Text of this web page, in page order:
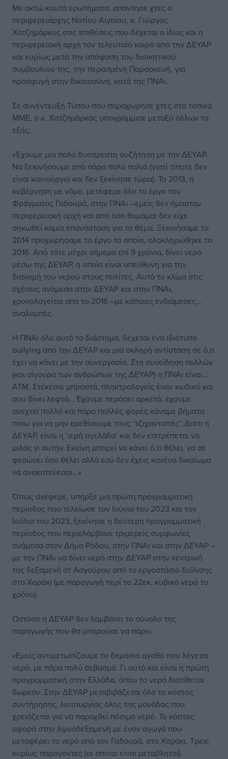
Με οκτώ καυτά ερωτήματα, απάντησε χτες ο
περιφερειάρχης Νοτίου Αιγαίου, κ. Γιώργος
Χατζημάρκος στις επιθέσεις που δέχεται ο ίδιος και η
περιφερειακή αρχή τον τελευταίο καιρό από την ΔΕΥΑΡ
και κυρίως μετά την απόφαση του διοικητικού
συμβουλίου της, την περασμένη Παρασκευή, για
προσφυγή στην δικαιοσύνη, κατά της ΠΝΑι.
Σε συνέντευξη Τύπου που παραχώρησε χτες στα τοπικά
ΜΜΕ, ο κ. Χατζημάρκος υπογράμμισε μεταξύ άλλων τα
εξής:
«Έχουμε μια πολύ δυσάρεστη συζήτηση με την ΔΕΥΑΡ.
Να ξεκινήσουμε από πάρα πολύ παλιά (γιατί τίποτε δεν
είναι καινούργιο και δεν ξεκίνησε τώρα). Το 2013, η
κυβέρνηση με νόμο, μετέφερε όλο το έργο του
Φράγματος Γαδουρά, στην ΠΝΑι –εμείς δεν ήμασταν
περιφερειακή αρχή και από όσο θυμάμαι δεν είχε
σηκωθεί καμία επανάσταση για το θέμα. Ξεκινήσαμε το
2014 προχωρήσαμε το έργο το οποίο, ολοκληρώθηκε το
2016. Από τότε μέχρι σήμερα επί 9 χρόνια, δίνει νερό
μέσω της ΔΕΥΑΡ, η οποία είναι υπεύθυνη για την
διανομή του νερού στους πολίτες. Αυτό το κλίμα στις
σχέσεις ανάμεσα στην ΔΕΥΑΡ και στην ΠΝΑι,
χρονολογείται από το 2016 –με κάποιες ενδιάμεσες…
αναλαμπές.
Η ΠΝΑι όλο αυτό το διάστημα, δέχεται ένα ιδιότυπο
bullying από την ΔΕΥΑΡ και μια σκληρή αντίσταση σε ό,τι
έχει να κάνει με την συνεργασία. Στη συνείδηση πολλών
(και σίγουρα των ανθρώπων της ΔΕΥΑΡ) η ΠΝΑι είναι…
ΑΤΜ. Στέκεσαι μπροστά, πληκτρολογείς έναν κωδικό και
σου δίνει λεφτά… Έχουμε περάσει αρκετά, έχουμε
ανεχτεί πολλά και πάρα πολλές φορές κάναμε βήματα
πίσω για να μην ερεθίσουμε τους ‘τζιχαντιστές’. Διότι η
ΔΕΥΑΡ, είναι η ‘ιερή αγελάδα’ και δεν επιτρέπεται να
μιλάς γι αυτήν. Εκείνη μπορεί να κάνει ό,τι θέλει, να σε
φεσώνει όσο θέλει αλλά εσύ δεν έχεις κανένα δικαίωμα
να ανακατεύεσαι…»
Όπως ανέφερε, υπήρξε μια πρώτη προγραμματική
περίοδος που τελείωσε τον Ιούνιο του 2023 και τον
Ιούλιο του 2023, ξεκίνησε η δεύτερη προγραμματική
περίοδος που περιελάμβανε τριμερείς συμφωνίες
ανάμεσα στον Δήμο Ρόδου, στην ΠΝΑι και στην ΔΕΥΑΡ –
με την ΠΝΑι να δίνει νερό στην ΔΕΥΑΡ στην κεντρική
της δεξαμενή στ Ασγούρου από το εργοστάσιο διύλισης
στο Χαράκι (με παραγωγή περί τα 22εκ. κυβικά νερό το
χρόνο).
Ωστόσο η ΔΕΥΑΡ δεν λαμβάνει το σύνολο της
παραγωγής που θα μπορούσε να πάρει.
«Εμείς αντιμετωπίζουμε το δημόσιο αγαθό που λέγεται
νερό, με πάρα πολύ σεβασμό. Γι αυτό και είναι η πρώτη
προγραμματική στην Ελλάδα, όπου το νερό διατίθεται
δωρεάν. Στην ΔΕΥΑΡ μεταβιβάζεται όλο το κόστος
συντήρησης, λειτουργίας όλης της μονάδας που
χρειάζεται για να παραχθεί πόσιμο νερό. Το κόστος
αφορά στην λιμνοδεξαμενή με έναν αγωγό που
μεταφέρει το νερό από τον Γαδουρά, στο Χαράκι. Τρεις
κυρίως παράγοντες (οι οποίοι είναι μεταβλητοί)